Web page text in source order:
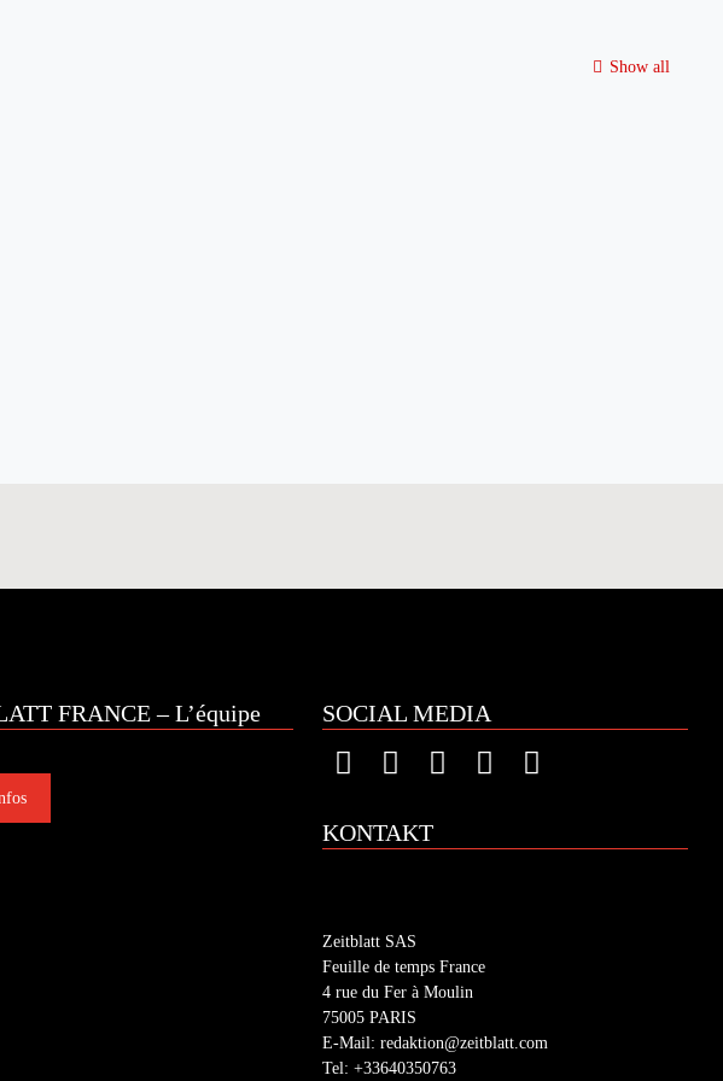
Show all
FRANCE – L’équipe SOCIAL MEDIA
KONTAKT
Zeitblatt SAS
Feuille de temps France
4 rue du Fer à Moulin
75005 PARIS
E-Mail: redaktion@zeitblatt.com
Tel: +33640350763